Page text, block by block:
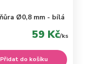
Ø0,8 mm - bílá
59 Kč/ks
Přidat do košíku